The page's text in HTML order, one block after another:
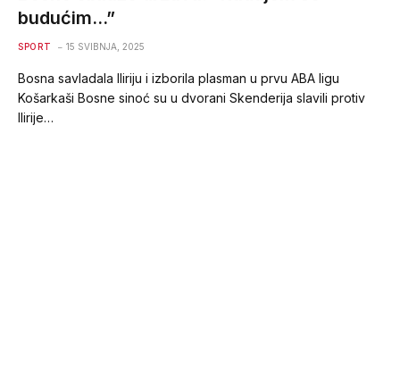
budućim…”
SPORT 15 SVIBNJA, 2025
Bosna savladala Iliriju i izborila plasman u prvu ABA ligu
Košarkaši Bosne sinoć su u dvorani Skenderija slavili protiv
Ilirije…